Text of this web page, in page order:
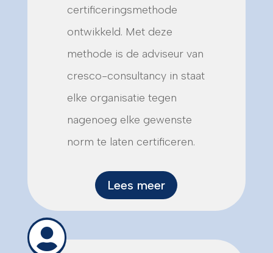
certificeringsmethode
ontwikkeld. Met deze
methode is de adviseur van
cresco-consultancy in staat
elke organisatie tegen
nagenoeg elke gewenste
norm te laten certificeren.
Lees meer
